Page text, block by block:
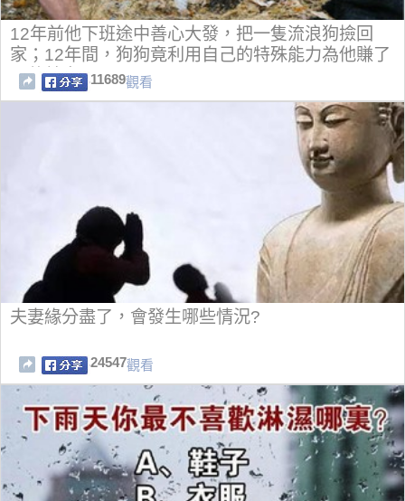
12年前他下班途中善心大發，把一隻流浪狗撿回
家；12年間，狗狗竟利用自己的特殊能力為他賺了
百萬美金！！
11689觀看
夫妻緣分盡了，會發生哪些情況?
24547觀看